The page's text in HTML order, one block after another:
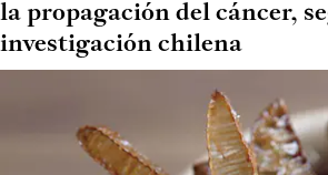
la propagación del cáncer,
investigación chilena